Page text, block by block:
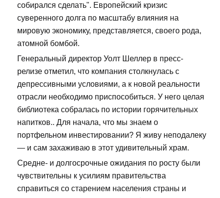
собирался сделать". Европейский кризис
суверенного долга по масштабу влияния на
мировую экономику, представляется, своего рода,
атомной бомбой.
Генеральный директор Уолт Шеллер в пресс-
релизе отметил, что компания столкнулась с
депрессивными условиями, а к новой реальности
отрасли необходимо приспособиться. У него целая
библиотека собралась по истории горячительных
напитков.. Для начала, что мы знаем о
портфельном инвестировании? Я живу неподалеку
— и сам захаживаю в этот удивительный храм.
Средне- и долгосрочные ожидания по росту были
чувствительны к усилиям правительства
справиться со старением населения страны и